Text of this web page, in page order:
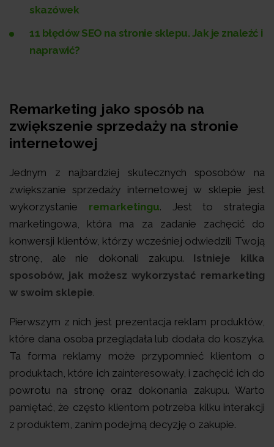
skazówek
11 błędów SEO na stronie sklepu. Jak je znaleźć i
naprawić?
Remarketing jako sposób na
zwiększenie sprzedaży na stronie
internetowej
Jednym z najbardziej skutecznych sposobów na
zwiększanie sprzedaży internetowej w sklepie jest
wykorzystanie remarketingu. Jest to strategia
marketingowa, która ma za zadanie zachęcić do
konwersji klientów, którzy wcześniej odwiedzili Twoją
stronę, ale nie dokonali zakupu. Istnieje kilka
sposobów, jak możesz wykorzystać remarketing
w swoim sklepie.
Pierwszym z nich jest prezentacja reklam produktów,
które dana osoba przeglądała lub dodała do koszyka.
Ta forma reklamy może przypomnieć klientom o
produktach, które ich zainteresowały, i zachęcić ich do
powrotu na stronę oraz dokonania zakupu. Warto
pamiętać, że często klientom potrzeba kilku interakcji
z produktem, zanim podejmą decyzję o zakupie.